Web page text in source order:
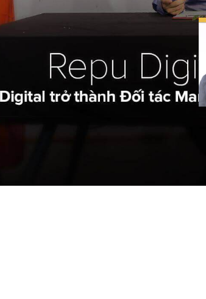
Nguyễn
nghiệm khách hàng” của VSMCamp